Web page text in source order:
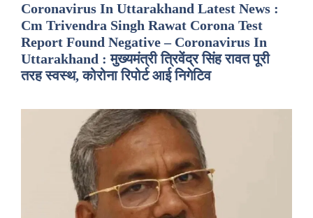
Coronavirus In Uttarakhand Latest News :
Cm Trivendra Singh Rawat Corona Test
Report Found Negative – Coronavirus In
Uttarakhand : मुख्यमंत्री त्रिवेंद्र सिंह रावत पूरी
तरह स्वस्थ, कोरोना रिपोर्ट आई निगेटिव